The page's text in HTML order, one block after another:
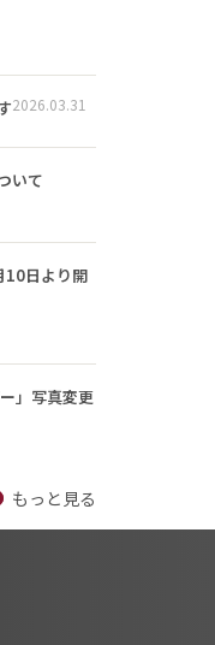
2026.03.31
いて
10日より開
」写真変更
もっと見る